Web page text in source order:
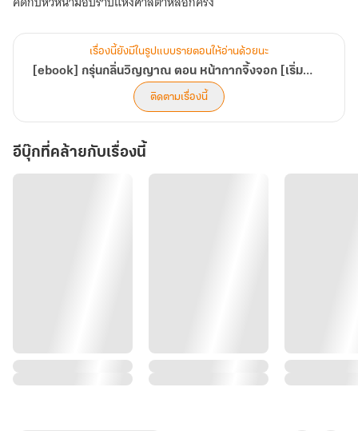
ถาวร
1/6/69]
เรื่องนี้ยังมีในรูปแบบรายตอนให้อ่านด้วยนะ
[ebook] กรุ่นกลิ่นวิญญาณ ตอน หน้ากากจิ้งจอก [เริ่มติดเหรียญถาวร 1/6/69]
ติดตามเรื่องนี้
อีบุ๊กที่คล้ายกับเรื่องนี้